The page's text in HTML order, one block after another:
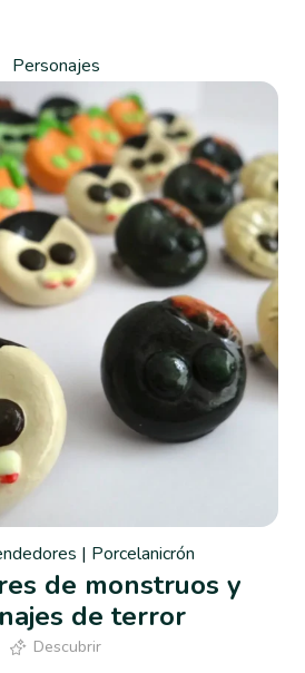
Personajes
| Porcelanicrón
de monstruos y
de terror
Descubrir